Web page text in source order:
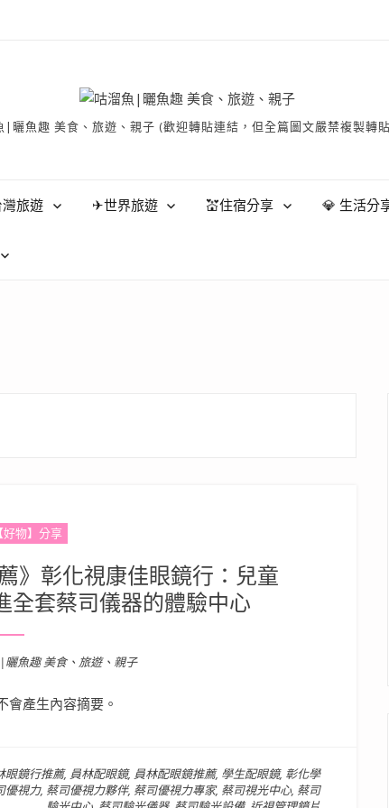
趣 美食、旅遊、親子 (歡迎轉貼連結，但全篇圖文嚴禁複製轉
旅遊 ✈世界旅遊 💒住宿分享 💎 生活分
【好物】分享
》彰化視康佳眼鏡行：兒童
全套蔡司儀器的體驗中心
曬魚趣 美食、旅遊、親子
會產生內容摘要。
眼鏡行推薦, 員林配眼鏡, 員林配眼鏡推薦, 學生配眼鏡, 彰化學
優視力, 蔡司優視力夥伴, 蔡司優視力專家, 蔡司視光中心, 蔡司